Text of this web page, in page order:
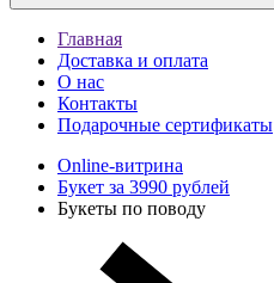
Главная
Доставка и оплата
О нас
Контакты
Подарочные сертификаты
Online-витрина
Букет за 3990 рублей
Букеты по поводу